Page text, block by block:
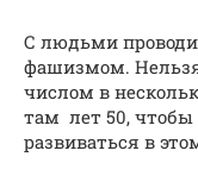
С людьми
фашизмом.
числом в
там лет 50, чтобы
развиваться в